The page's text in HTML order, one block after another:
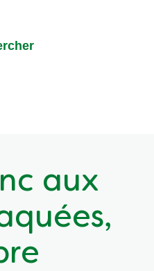
aux